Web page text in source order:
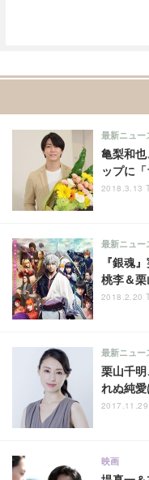
亀梨和
ップに「
最新ニュー
2018.3.13
『銀魂
桃李＆
最新ニュー
2018.2.20
栗山千
れぬ純
最新ニュー
映画